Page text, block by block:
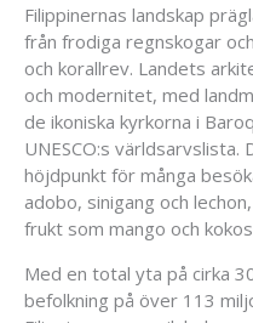
Filippinernas landskap
från frodiga regnskogar
och korallrev. Landets
och modernitet, med
de ikoniska kyrkorna i
UNESCO:s
höjdpunkt för många
adobo, sinigang och
frukt som mango och
Med en total yta på cirka
befolkning på över 113